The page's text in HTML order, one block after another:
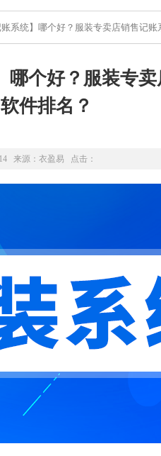
系统】哪个好？服装专卖店销售记账
哪个好？服装专
软件排名？
来源： 衣盈易 点击：